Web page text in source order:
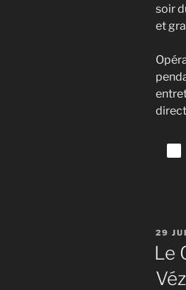
soir
et
audio
LE
29
Le